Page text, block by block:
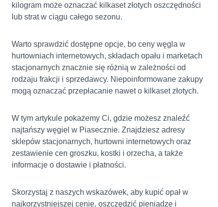
kilogram może oznaczać kilkaset złotych oszczędności
lub strat w ciągu całego sezonu.
Warto sprawdzić dostępne opcje, bo ceny węgla w
hurtowniach internetowych, składach opału i marketach
stacjonarnych znacznie się różnią w zależności od
rodzaju frakcji i sprzedawcy. Niepoinformowane zakupy
mogą oznaczać przepłacanie nawet o kilkaset złotych.
W tym artykule pokażemy Ci, gdzie możesz znaleźć
najtańszy węgiel w Piasecznie. Znajdziesz adresy
sklepów stacjonarnych, hurtowni internetowych oraz
zestawienie cen groszku, kostki i orzecha, a także
informacje o dostawie i płatności.
Skorzystaj z naszych wskazówek, aby kupić opał w
najkorzystniejszej cenie, oszczędzić pieniądze i